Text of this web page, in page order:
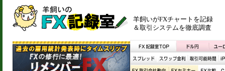
羊飼いがFXチャートを記録
＆取引システムを徹底調査